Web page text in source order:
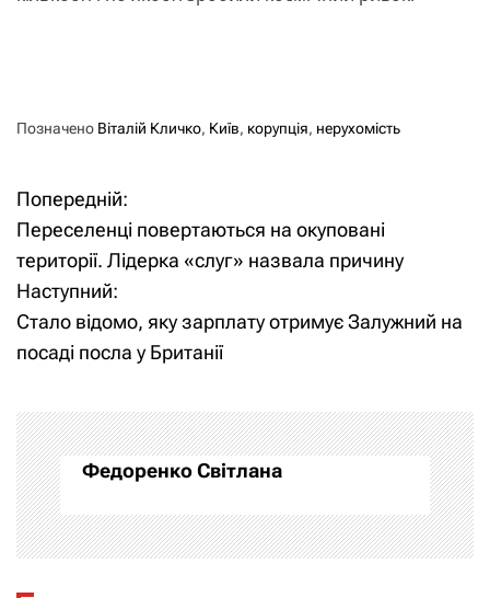
Позначено Віталій Кличко, Київ, корупція, нерухомість
Н
а
в
і
а
ц
і
Попередній:
Переселенці повертаються на окуповані
території. Лідерка «слуг» назвала причину
Наступний:
Стало відомо, яку зарплату отримує Залужний на
посаді посла у Британії
Федоренко Світлана